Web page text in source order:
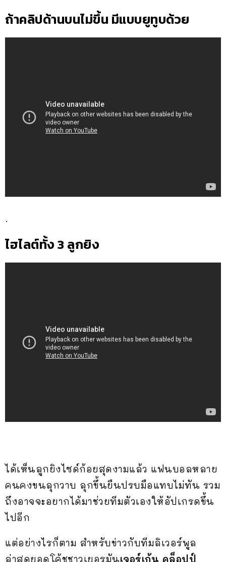
ถ้าคลิปด้านบนไม่ขึ้น มีแบบยูทูบด้วย
.
ไฮไลต์ทั้ง 3 ลูกยิง
ได้เห็นลูกยิงไซด์ก้อยสุดงามแล้ว แฟนบอลหลาย
คนคงขนลุกวาบ ลุกขึ้นยืนปรบมือแทบไม่ทัน รวม
ถึงอาจจะอยากได้มาช่วยทีมตัวเองให้อัปเกรดขึ้น
ไปอีก
แต่อย่างไรก็ตาม สำหรับข่าวกับทีมลิเวอร์พูล
ล่าสุดยอดโค้ชชาวเยอรมันเจอร์เก้น คล็อปป์